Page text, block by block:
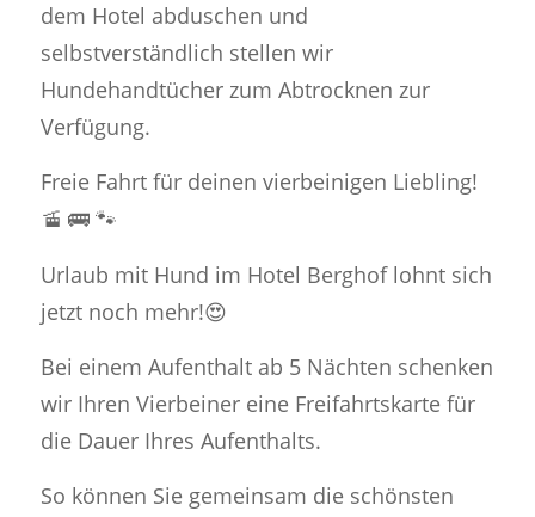
dem Hotel abduschen und
selbstverständlich stellen wir
Hundehandtücher zum Abtrocknen zur
Verfügung.
Freie Fahrt für deinen vierbeinigen Liebling!
🚡 🚌 🐾
Urlaub mit Hund im Hotel Berghof lohnt sich
jetzt noch mehr!😍
Bei einem Aufenthalt ab 5 Nächten schenken
wir Ihren Vierbeiner eine Freifahrtskarte für
die Dauer Ihres Aufenthalts.
So können Sie gemeinsam die schönsten